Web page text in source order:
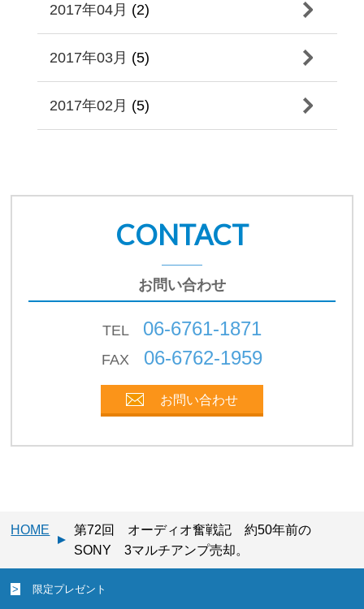
2017年04月 (2)
2017年03月 (5)
2017年02月 (5)
CONTACT
お問い合わせ
TEL 06-6761-1871
FAX 06-6762-1959
お問い合わせ
HOME
第72回 オーディオ奮戦記 約50年前の
SONY 3マルチアンプ売却。
限定プレゼント